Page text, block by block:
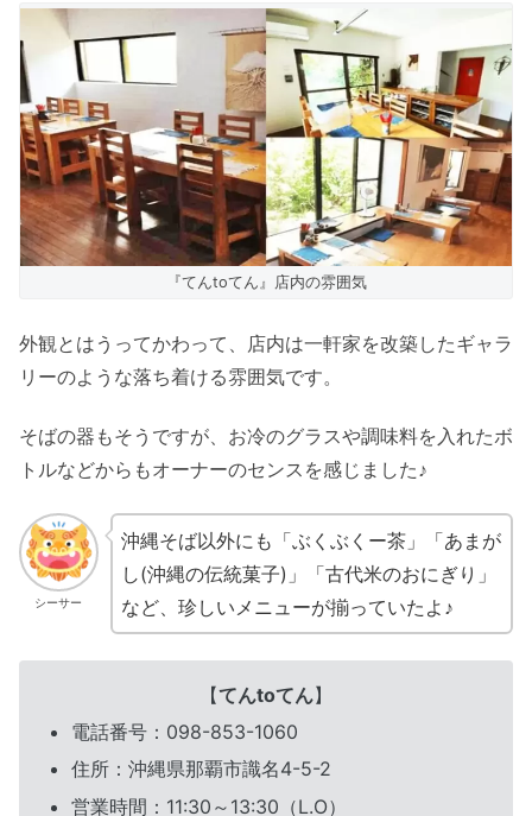
『てんtoてん』店内の雰囲気
外観とはうってかわって、店内は一軒家を改築したギャラ
リーのような落ち着ける雰囲気です。
そばの器もそうですが、お冷のグラスや調味料を入れたボ
トルなどからもオーナーのセンスを感じました♪
シーサー
沖縄そば以外にも「ぶくぶくー茶」「あまが
し(沖縄の伝統菓子)」「古代米のおにぎり」
など、珍しいメニューが揃っていたよ♪
【てんtoてん】
電話番号：098-853-1060
住所：沖縄県那覇市識名4-5-2
営業時間：11:30～13:30（L.O）